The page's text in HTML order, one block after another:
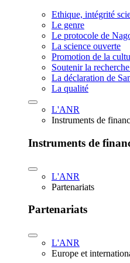
Ethique, intégrité
Le genre
Le protocole de
La science ouverte
Promotion de la
Soutenir la
La déclaration de
La qualité
L'ANR
Instruments de
Instruments de
L'ANR
Partenariats
Partenariats
L'ANR
Europe et